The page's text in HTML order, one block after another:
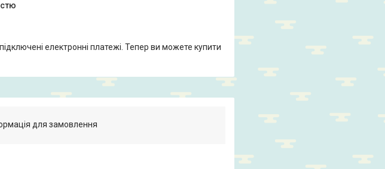
електронні платежі. Тепер ви можете купити
для замовлення